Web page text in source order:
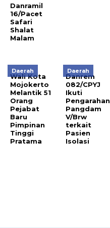
Danramil
16/Pacet
Safari
Shalat
Malam
Daerah
Wali Kota
Mojokerto
Melantik 51
Orang
Pejabat
Baru
Pimpinan
Tinggi
Pratama
Daerah
Danrem
082/CPYJ
Ikuti
Pengarahan
Pangdam
V/Brw
terkait
Pasien
Isolasi